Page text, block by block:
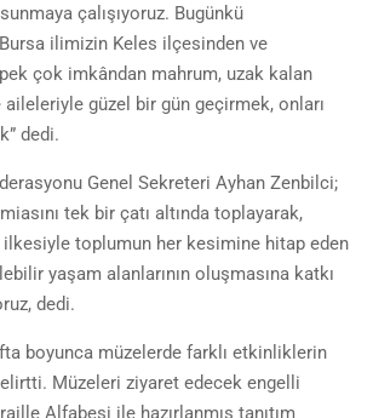
çalışıyoruz. Bugünkü
ilimizin Keles ilçesinden ve
çok imkândan mahrum, uzak kalan
güzel bir gün geçirmek, onları
dedi.
Genel Sekreteri Ayhan Zenbilci;
tek bir çatı altında toplayarak,
toplumun her kesimine hitap eden
yaşam alanlarının oluşmasına katkı
dedi.
boyunca müzelerde farklı etkinliklerin
Müzeleri ziyaret edecek engelli
Alfabesi ile hazırlanmış tanıtım